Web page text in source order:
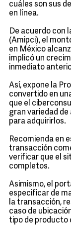
cuáles son sus
en línea.
De acuerdo con
(Amipci), el
en México
implicó un
inmediato
Así, expone la
convertido en
que el
gran variedad
para adquirirlos.
Recomienda en
transacción
verificar que el
completos.
Asimismo, el
especificar de
la transacción,
caso de
tipo de producto